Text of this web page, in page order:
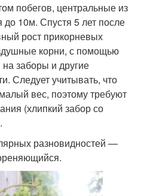
побегов, центральные из
до 10м. Спустя 5 лет после
рост прикорневых
корни, с помощью
на заборы и другие
Следует учитывать, что
вес, поэтому требуют
(хлипкий забор со
разновидностей —